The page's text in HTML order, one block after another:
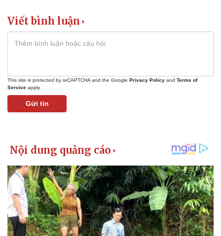
Viết bình luận
This site is protected by reCAPTCHA and the Google Privacy Policy and Terms of
Service apply.
Gửi tin